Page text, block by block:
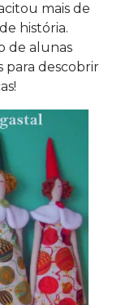
mais de
história.
de alunas
para descobrir